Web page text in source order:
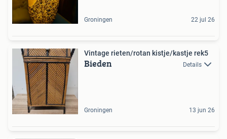
Groningen 22 jul 26
Vintage rieten/rotan kistje/kastje rek5
Bieden Details
Groningen 13 jun 26